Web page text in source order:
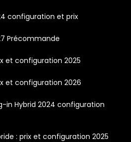
configuration et prix
Précommande
et configuration 2025
et configuration 2026
in Hybrid 2024 configuration
: prix et configuration 2025